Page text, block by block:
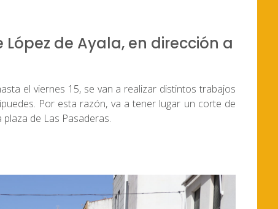
de Ayala, en dirección a
el viernes 15, se van a realizar distintos trabajos
Por esta razón, va a tener lugar un corte de
de Las Pasaderas.